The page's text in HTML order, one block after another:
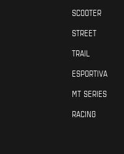
SCOOTER
STREET
TRAIL
ESPORTIVA
MT SERIES
RACING